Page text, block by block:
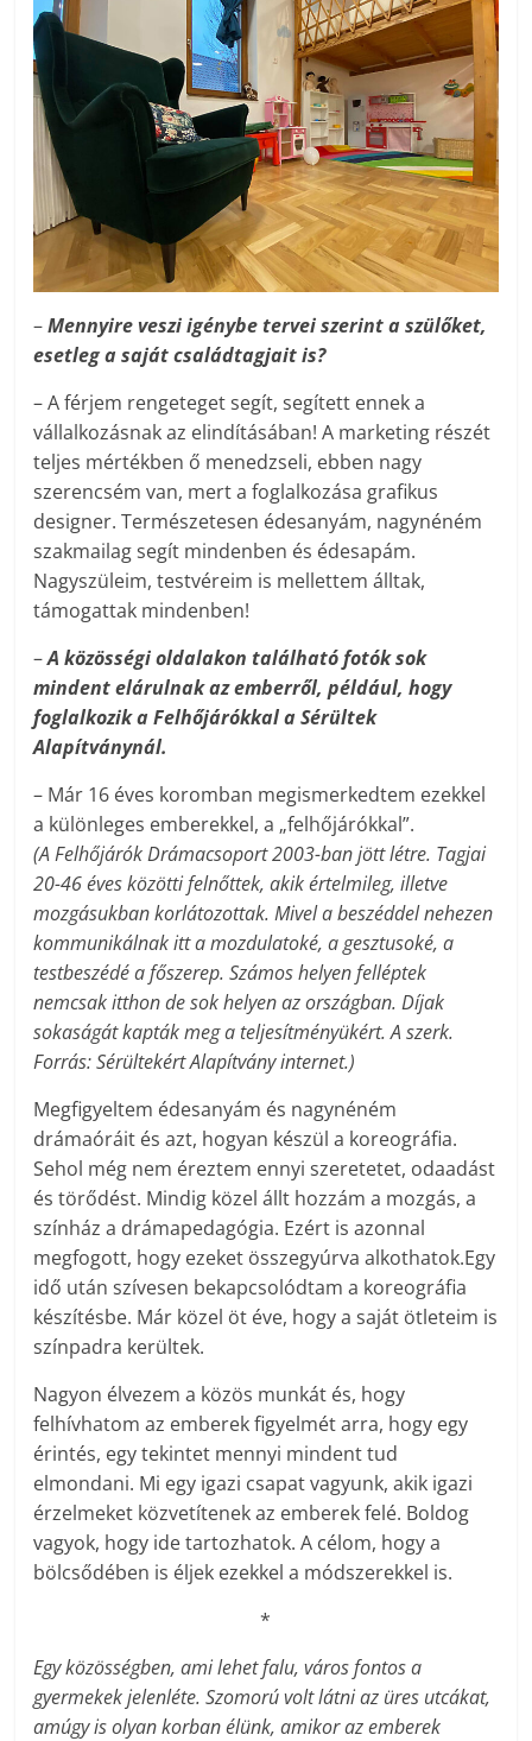
–Mennyire veszi igénybe tervei szerint a szülőket,
esetleg a saját családtagjait is?
– A férjem rengeteget segít, segített ennek a
vállalkozásnak az elindításában! A marketing részét
teljes mértékben ő menedzseli, ebben nagy
szerencsém van, mert a foglalkozása grafikus
designer. Természetesen édesanyám, nagynéném
szakmailag segít mindenben és édesapám.
Nagyszüleim, testvéreim is mellettem álltak,
támogattak mindenben!
–A közösségi oldalakon található fotók sok
mindent elárulnak az emberről, például, hogy
foglalkozik a Felhőjárókkal a Sérültek
Alapítványnál.
– Már 16 éves koromban megismerkedtem ezekkel
a különleges emberekkel, a „felhőjárókkal”.
(A Felhőjárók Drámacsoport 2003-ban jött létre. Tagjai
20-46 éves közötti felnőttek, akik értelmileg, illetve
mozgásukban korlátozottak. Mivel a beszéddel nehezen
kommunikálnak itt a mozdulatoké, a gesztusoké, a
testbeszédé a főszerep. Számos helyen felléptek
nemcsak itthon de sok helyen az országban. Díjak
sokaságát kapták meg a teljesítményükért. A szerk.
Forrás: Sérültekért Alapítvány internet.)
Megfigyeltem édesanyám és nagynéném
drámaóráit és azt, hogyan készül a koreográfia.
Sehol még nem éreztem ennyi szeretetet, odaadást
és törődést. Mindig közel állt hozzám a mozgás, a
színház a drámapedagógia. Ezért is azonnal
megfogott, hogy ezeket összegyúrva alkothatok.Egy
idő után szívesen bekapcsolódtam a koreográfia
készítésbe. Már közel öt éve, hogy a saját ötleteim is
színpadra kerültek.
Nagyon élvezem a közös munkát és, hogy
felhívhatom az emberek figyelmét arra, hogy egy
érintés, egy tekintet mennyi mindent tud
elmondani. Mi egy igazi csapat vagyunk, akik igazi
érzelmeket közvetítenek az emberek felé. Boldog
vagyok, hogy ide tartozhatok. A célom, hogy a
bölcsődében is éljek ezekkel a módszerekkel is.
*
Egy közösségben, ami lehet falu, város fontos a
gyermekek jelenléte. Szomorú volt látni az üres utcákat,
amúgy is olyan korban élünk, amikor az emberek